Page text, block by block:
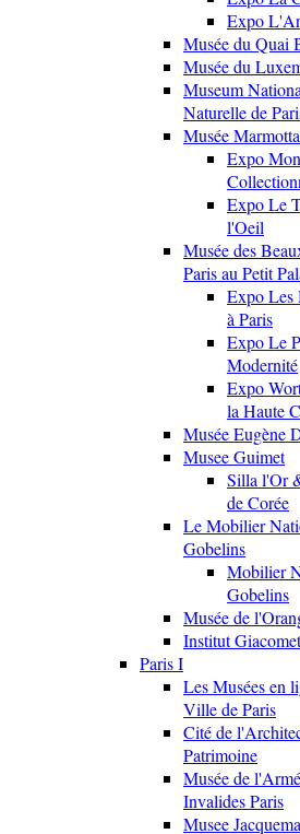
Expo
Musée du Quai
Musée du
Museum
Naturelle de
Musée
Expo
Expo Le
l'Oeil
Musée des
Paris au Petit
Expo Les
à Paris
Expo Le
Modernité
Expo
la Haute
Musée Eugène
Musee Guimet
Silla l'Or
de Corée
Le Mobilier
Gobelins
Mobilier
Gobelins
Musée de
Institut
Paris I
Les Musées en
Ville de Paris
Cité de
Patrimoine
Musée de
Invalides Paris
Musee